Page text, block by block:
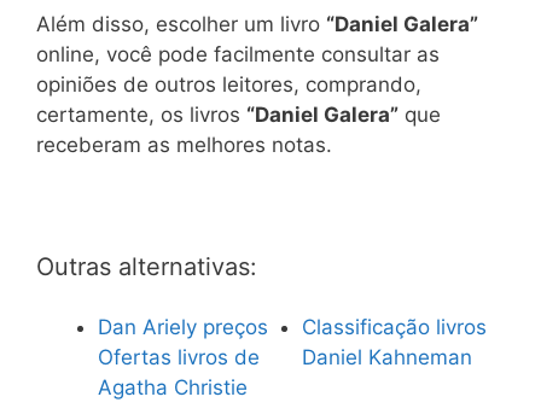
Além disso, escolher um livro “Daniel Galera”
online, você pode facilmente consultar as
opiniões de outros leitores, comprando,
certamente, os livros “Daniel Galera” que
receberam as melhores notas.
Outras alternativas:
Dan Ariely preços
Classificação livros
Daniel Kahneman
Ofertas livros de
Agatha Christie